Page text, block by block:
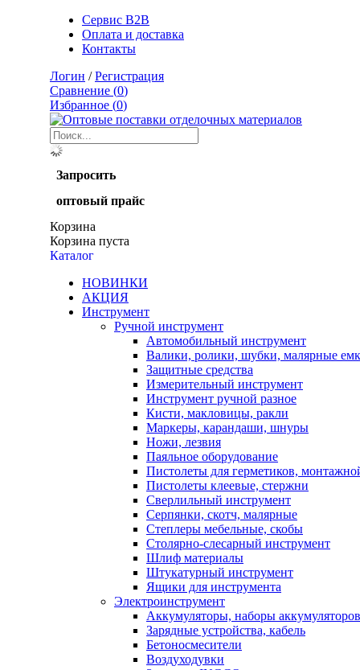
Сервис B2B
Оплата и доставка
Контакты
Логин /Регистрация
Сравнение (0)
Избранное (0)
Запросить
оптовый прайс
Корзина
Корзина пуста
Каталог
НОВИНКИ
АКЦИЯ
Инструмент
Ручной инструмент
Автомобильный инструмент
Валики, ролики, шубки, малярные
Защитные средства
Измерительный инструмент
Инструмент ручной разное
Кисти, макловицы, ракли
Маркеры, карандаши, шнуры
Ножи, лезвия
Паяльное оборудование
Пистолеты для герметиков,
Пистолеты клеевые, стержни
Сверлильный инструмент
Серпянки, скотч, малярные
Степлеры мебельные, скобы
Столярно-слесарный инструмент
Шлиф материалы
Штукатурный инструмент
Ящики для инструмента
Электроинструмент
Аккумуляторы, наборы аккумуляторов
Зарядные устройства, кабель
Бетоносмесители
Воздуходувки